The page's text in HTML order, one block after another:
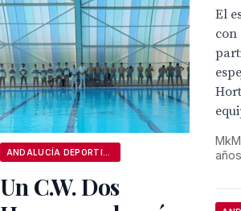
Un C.W. Dos
El
con
años